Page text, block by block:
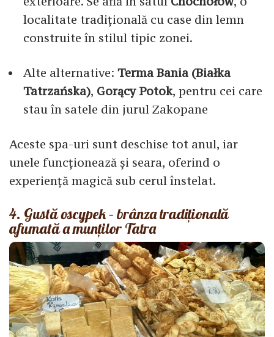
localitate tradițională cu case din lemn
construite în stilul tipic zonei.
Alte alternative: Terma Bania (Białka
Tatrzańska), Gorący Potok, pentru cei care
stau în satele din jurul Zakopane
Aceste spa-uri sunt deschise tot anul, iar
unele funcționează și seara, oferind o
experiență magică sub cerul înstelat.
4. Gustă oscypek – brânza tradițională
afumată a munților Tatra